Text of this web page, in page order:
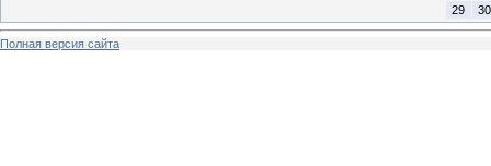
29
30
Полная версия сайта